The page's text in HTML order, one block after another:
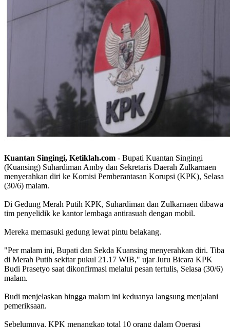
Kuantan Singingi, Ketiklah.com - Bupati Kuantan Singingi
(Kuansing) Suhardiman Amby dan Sekretaris Daerah Zulkarnaen
menyerahkan diri ke Komisi Pemberantasan Korupsi (KPK), Selasa
(30/6) malam.
Di Gedung Merah Putih KPK, Suhardiman dan Zulkarnaen dibawa
tim penyelidik ke kantor lembaga antirasuah dengan mobil.
Mereka memasuki gedung lewat pintu belakang.
"Per malam ini, Bupati dan Sekda Kuansing menyerahkan diri. Tiba
di Merah Putih sekitar pukul 21.17 WIB," ujar Juru Bicara KPK
Budi Prasetyo saat dikonfirmasi melalui pesan tertulis, Selasa (30/6)
malam.
Budi menjelaskan hingga malam ini keduanya langsung menjalani
pemeriksaan.
Sebelumnya, KPK menangkap total 10 orang dalam Operasi